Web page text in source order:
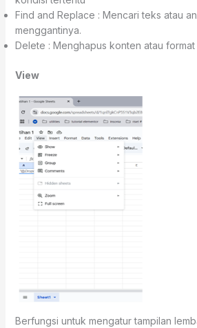
Find and Replace : Mencari teks atau
menggantinya.
Delete : Menghapus konten atau format
View
Berfungsi untuk mengatur tampilan